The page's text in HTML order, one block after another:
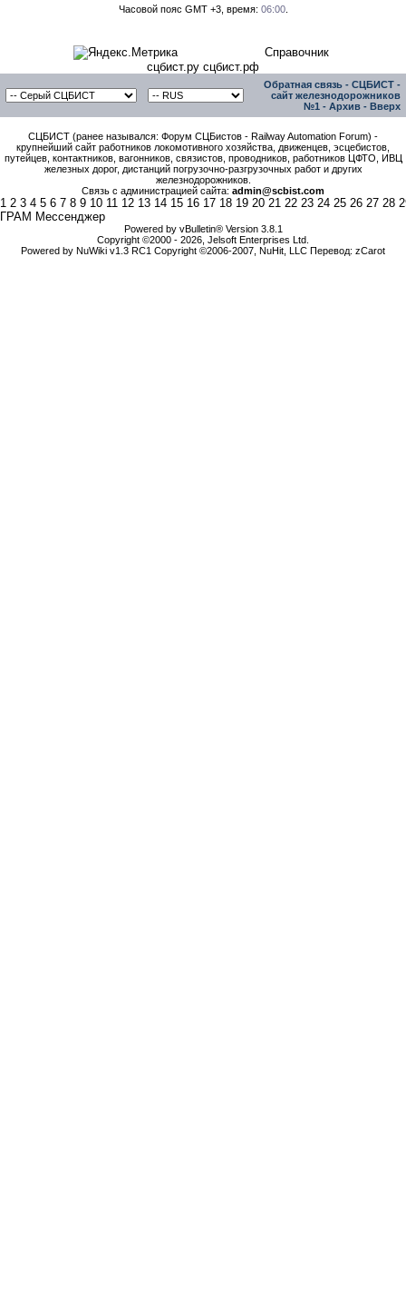
Часовой пояс GMT +3, время: 06:00.
Справочник
сцбист.ру сцбист.рф
Обратная связь - СЦБИСТ -
сайт железнодорожников
№1 - Архив - Вверх
СЦБИСТ (ранее назывался: Форум СЦБистов - Railway Automation Forum) -
крупнейший сайт работников локомотивного хозяйства, движенцев, эсцебистов,
путейцев, контактников, вагонников, связистов, проводников, работников ЦФТО, ИВЦ
железных дорог, дистанций погрузочно-разгрузочных работ и других
железнодорожников.
Связь с администрацией сайта: admin@scbist.com
1 2 3 4 5 6 7 8 9 10 11 12 13 14 15 16 17 18 19 20 21 22 23 24 25 26 27 28
ГРАМ Мессенджер
Powered by vBulletin® Version 3.8.1
Copyright ©2000 - 2026, Jelsoft Enterprises Ltd.
Powered by NuWiki v1.3 RC1 Copyright ©2006-2007, NuHit, LLC Перевод: zCarot